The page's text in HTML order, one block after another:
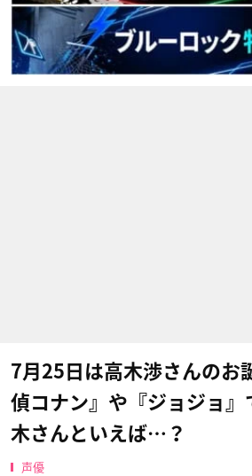
7月25日は高木渉さんのお
偵コナン』や『ジョジョ』
木さんといえば…？
声優